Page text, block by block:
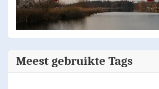
Meest gebruikte Tags